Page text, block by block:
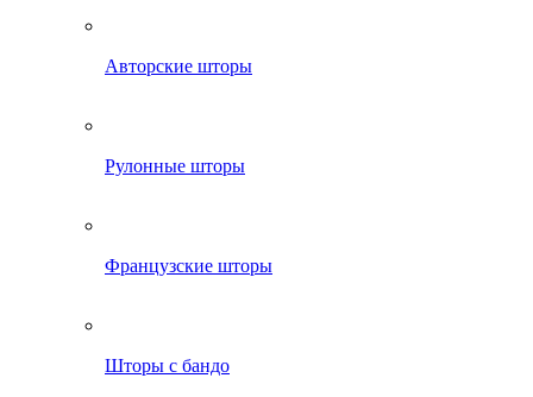
Авторские шторы
Рулонные шторы
Французские шторы
Шторы с бандо